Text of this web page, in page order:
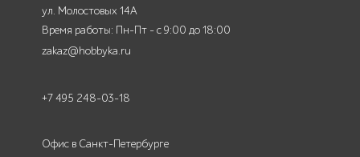
ул. Молостовых 14А
Время работы: Пн-Пт - с 9:00 до 18:00
zakaz@hobbyka.ru
+7 495 248-03-18
Офис в Санкт-Петербурге